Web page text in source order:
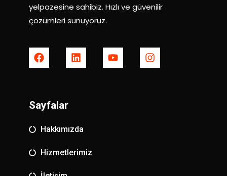
yelpazesine sahibiz. Hızlı ve güvenilir
çözümleri sunuyoruz.
Sayfalar
Hakkımızda
Hizmetlerimiz